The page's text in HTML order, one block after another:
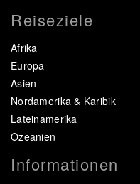
Reiseziele
Afrika
Europa
Asien
Nordamerika & Karibik
Lateinamerika
Ozeanien
Informationen